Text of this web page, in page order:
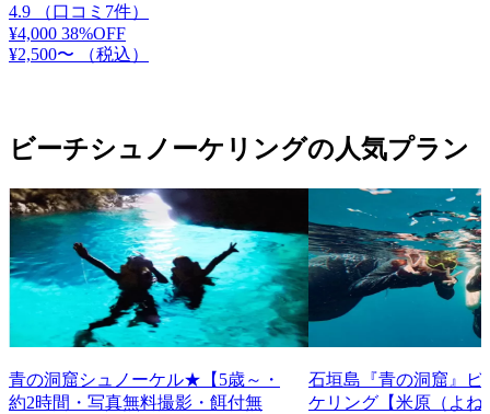
4.9
（口コミ7件）
¥4,000 38%OFF
¥2,500〜
（税込）
ビーチシュノーケリングの人気プラン
青の洞窟シュノーケル★【5歳～・
約2時間・写真無料撮影・餌付無
石垣島『青の洞窟』ビ
ケリング【米原（よね